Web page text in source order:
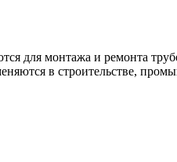
для монтажа и ремонта
в строительстве,